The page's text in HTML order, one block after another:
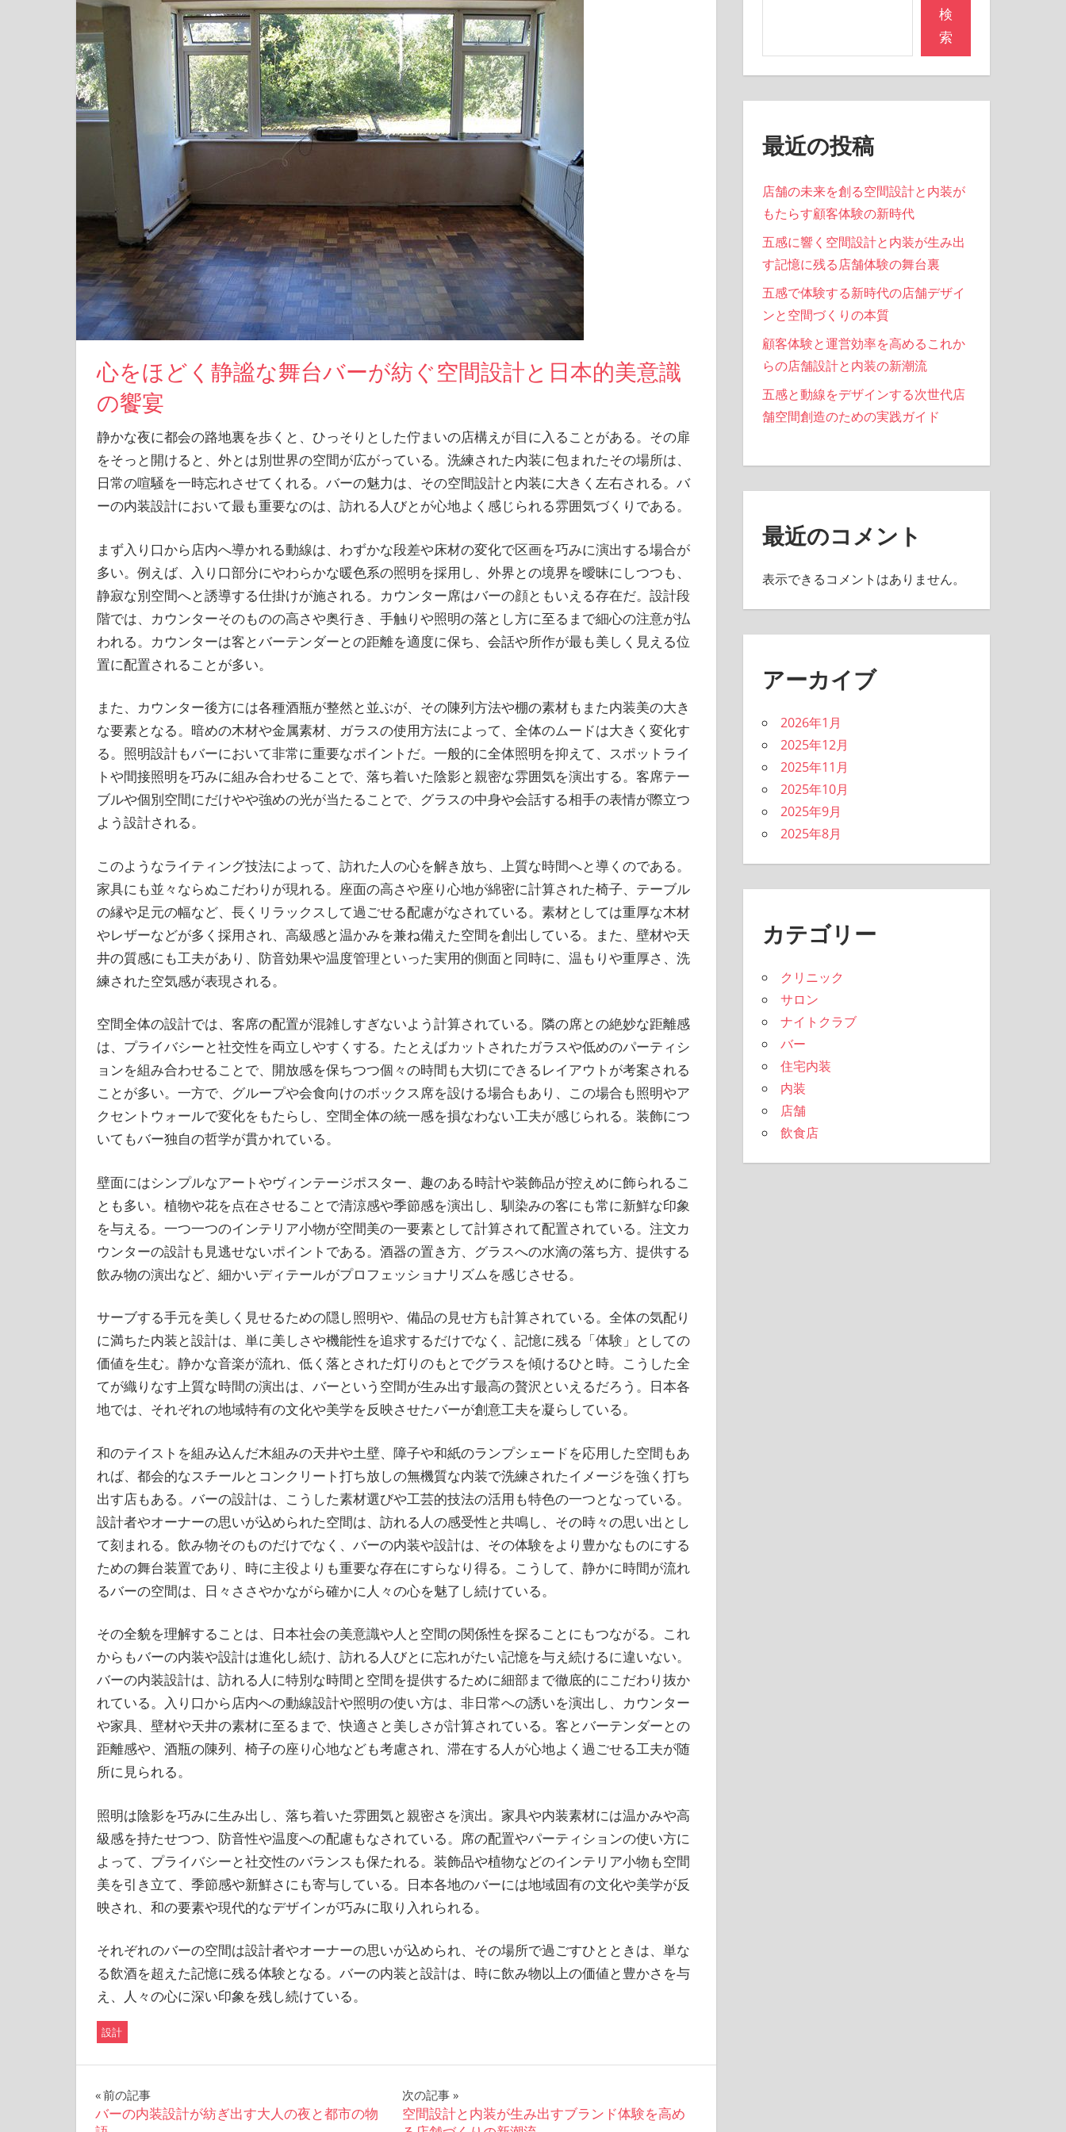
を
形
に
し
ま
す！
心をほどく静謐な舞台バーが紡ぐ空間設計と日本的美意識
の饗宴
静かな夜に都会の路地裏を歩くと、ひっそりとした佇まいの店構えが目に入ることがある。 その扉
をそっと開けると、外とは別世界の空間が広がっている。洗練された内装に包まれたその場所は、
日常の喧騒を一時忘れさせてくれる。バーの魅力は、その空間設計と内装に大きく左右される。バ
ーの内装設計において最も重要なのは、訪れる人びとが心地よく感じられる雰囲気づくりである。
まず入り口から店内へ導かれる動線は、わずかな段差や床材の変化で区画を巧みに演出する場合が
多い。例えば、入り口部分にやわらかな暖色系の照明を採用し、外界との境界を曖昧にしつつも、
静寂な別空間へと誘導する仕掛けが施される。カウンター席はバーの顔ともいえる存在だ。設計段
階では、カウンターそのものの高さや奥行き、手触りや照明の落とし方に至るまで細心の注意が払
われる。カウンターは客とバーテンダーとの距離を適度に保ち、会話や所作が最も美しく見える位
置に配置されることが多い。
また、カウンター後方には各種酒瓶が整然と並ぶが、その陳列方法や棚の素材もまた内装美の大き
な要素となる。暗めの木材や金属素材、ガラスの使用方法によって、全体のムードは大きく変化す
る。照明設計もバーにおいて非常に重要なポイントだ。一般的に全体照明を抑えて、スポットライ
トや間接照明を巧みに組み合わせることで、落ち着いた陰影と親密な雰囲気を演出する。客席テー
ブルや個別空間にだけやや強めの光が当たることで、グラスの中身や会話する相手の表情が際立つ
よう設計される。
このようなライティング技法によって、訪れた人の心を解き放ち、上質な時間へと導くのである。
家具にも並々ならぬこだわりが現れる。座面の高さや座り心地が綿密に計算された椅子、テーブル
の縁や足元の幅など、長くリラックスして過ごせる配慮がなされている。素材としては重厚な木材
やレザーなどが多く採用され、高級感と温かみを兼ね備えた空間を創出している。また、壁材や天
井の質感にも工夫があり、防音効果や温度管理といった実用的側面と同時に、温もりや重厚さ、洗
練された空気感が表現される。
空間全体の設計では、客席の配置が混雑しすぎないよう計算されている。隣の席との絶妙な距離感
は、プライバシーと社交性を両立しやすくする。たとえばカットされたガラスや低めのパーティシ
ョンを組み合わせることで、開放感を保ちつつ個々の時間も大切にできるレイアウトが考案される
ことが多い。一方で、グループや会食向けのボックス席を設ける場合もあり、この場合も照明やア
クセントウォールで変化をもたらし、空間全体の統一感を損なわない工夫が感じられる。装飾につ
いてもバー独自の哲学が貫かれている。
壁面にはシンプルなアートやヴィンテージポスター、趣のある時計や装飾品が控えめに飾られるこ
とも多い。植物や花を点在させることで清涼感や季節感を演出し、馴染みの客にも常に新鮮な印象
を与える。一つ一つのインテリア小物が空間美の一要素として計算されて配置されている。注文カ
ウンターの設計も見逃せないポイントである。酒器の置き方、グラスへの水滴の落ち方、提供する
飲み物の演出など、細かいディテールがプロフェッショナリズムを感じさせる。
サーブする手元を美しく見せるための隠し照明や、備品の見せ方も計算されている。全体の気配り
に満ちた内装と設計は、単に美しさや機能性を追求するだけでなく、記憶に残る「体験」としての
価値を生む。静かな音楽が流れ、低く落とされた灯りのもとでグラスを傾けるひと時。こうした全
てが織りなす上質な時間の演出は、バーという空間が生み出す最高の贅沢といえるだろう。日本各
地では、それぞれの地域特有の文化や美学を反映させたバーが創意工夫を凝らしている。
和のテイストを組み込んだ木組みの天井や土壁、障子や和紙のランプシェードを応用した空間もあ
れば、都会的なスチールとコンクリート打ち放しの無機質な内装で洗練されたイメージを強く打ち
出す店もある。バーの設計は、こうした素材選びや工芸的技法の活用も特色の一つとなっている。
設計者やオーナーの思いが込められた空間は、訪れる人の感受性と共鳴し、その時々の思い出とし
て刻まれる。飲み物そのものだけでなく、バーの内装や設計は、その体験をより豊かなものにする
ための舞台装置であり、時に主役よりも重要な存在にすらなり得る。こうして、静かに時間が流れ
るバーの空間は、日々ささやかながら確かに人々の心を魅了し続けている。
その全貌を理解することは、日本社会の美意識や人と空間の関係性を探ることにもつながる。これ
からもバーの内装や設計は進化し続け、訪れる人びとに忘れがたい記憶を与え続けるに違いない。
バーの内装設計は、訪れる人に特別な時間と空間を提供するために細部まで徹底的にこだわり抜か
れている。入り口から店内への動線設計や照明の使い方は、非日常への誘いを演出し、カウンター
や家具、壁材や天井の素材に至るまで、快適さと美しさが計算されている。客とバーテンダーとの
距離感や、酒瓶の陳列、椅子の座り心地なども考慮され、滞在する人が心地よく過ごせる工夫が随
所に見られる。
照明は陰影を巧みに生み出し、落ち着いた雰囲気と親密さを演出。家具や内装素材には温かみや高
級感を持たせつつ、防音性や温度への配慮もなされている。席の配置やパーティションの使い方に
よって、プライバシーと社交性のバランスも保たれる。装飾品や植物などのインテリア小物も空間
美を引き立て、季節感や新鮮さにも寄与している。日本各地のバーには地域固有の文化や美学が反
映され、和の要素や現代的なデザインが巧みに取り入れられる。
それぞれのバーの空間は設計者やオーナーの思いが込められ、その場所で過ごすひとときは、単な
る飲酒を超えた記憶に残る体験となる。バーの内装と設計は、時に飲み物以上の価値と豊かさを与
え、人々の心に深い印象を残し続けている。
設計
投
前の記事
バーの内装設計が紡ぎ出す大人の夜と都市の物
次の記事
空間設計と内装が生み出すブランド体験を高め
検
索
最近の投稿
店舗の未来を創る空間設計と内装が
もたらす顧客体験の新時代
五感に響く空間設計と内装が生み出
す記憶に残る店舗体験の舞台裏
五感で体験する新時代の店舗デザイ
ンと空間づくりの本質
顧客体験と運営効率を高めるこれか
らの店舗設計と内装の新潮流
五感と動線をデザインする次世代店
舗空間創造のための実践ガイド
最近のコメント
表示できるコメントはありません。
アーカイブ
2026年1月
2025年12月
2025年11月
2025年10月
2025年9月
2025年8月
カテゴリー
クリニック
サロン
ナイトクラブ
バー
住宅内装
内装
店舗
飲食店